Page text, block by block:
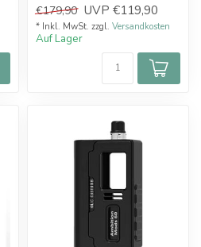
einer absolu...
€179,90 UVP €119,90
* Inkl. MwSt. zzgl. Versandkosten
Auf Lager